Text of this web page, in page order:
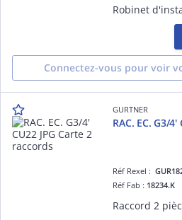
Connectez-vous pour voir
GURTNER
RAC. EC. G3/
Réf Rexel :
Réf Fab : 18234.K